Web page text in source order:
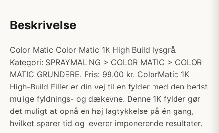
Beskrivelse
Color Matic Color Matic 1K High Build lysgrå.
Kategori: SPRAYMALING > COLOR MATIC > COLOR
MATIC GRUNDERE. Pris: 99.00 kr. ColorMatic 1K
High-Build Filler er din vej til en fylder med den bedst
mulige fyldnings- og dækevne. Denne 1K fylder gør
det muligt at opnå en høj lagtykkelse på én gang,
hvilket sparer tid og leverer imponerende resultater.